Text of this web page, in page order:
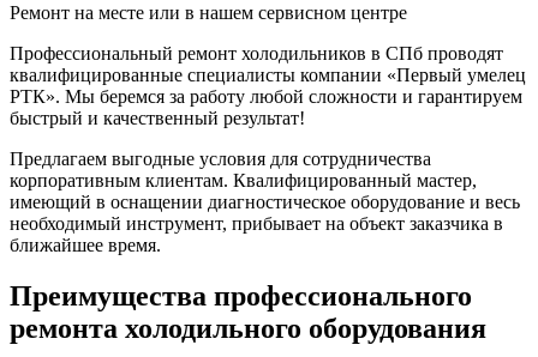
Ремонт на месте или в нашем сервисном центре
Профессиональный ремонт холодильников в СПб проводят
квалифицированные специалисты компании «Первый умелец
РТК». Мы беремся за работу любой сложности и гарантируем
быстрый и качественный результат!
Предлагаем выгодные условия для сотрудничества
корпоративным клиентам. Квалифицированный мастер,
имеющий в оснащении диагностическое оборудование и весь
необходимый инструмент, прибывает на объект заказчика в
ближайшее время.
Преимущества профессионального
ремонта холодильного оборудования